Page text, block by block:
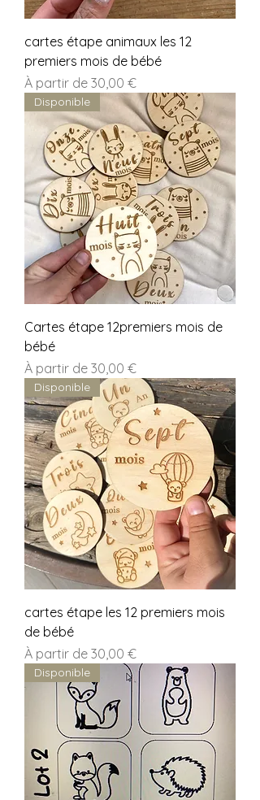
cartes étape animaux les 12
premiers mois de bébé
À partir de 30,00 €
Prix promotionnel
Disponible
Cartes étape 12premiers mois de
bébé
À partir de 30,00 €
Prix promotionnel
Disponible
cartes étape les 12 premiers mois
de bébé
À partir de 30,00 €
Prix promotionnel
Disponible